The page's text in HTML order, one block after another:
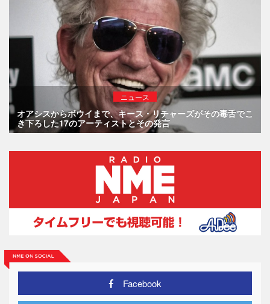
ニュース
オアシスからボウイまで、キース・リチャーズがその毒舌でこ
き下ろした17のアーティストとその発言
Facebook